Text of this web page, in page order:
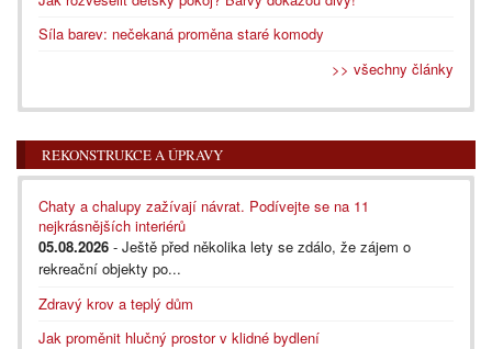
Síla barev: nečekaná proměna staré komody
>> všechny články
REKONSTRUKCE A ÚPRAVY
Chaty a chalupy zažívají návrat. Podívejte se na 11
nejkrásnějších interiérů
05.08.2026 - Ještě před několika lety se zdálo, že zájem o
rekreační objekty po...
Zdravý krov a teplý dům
Jak proměnit hlučný prostor v klidné bydlení